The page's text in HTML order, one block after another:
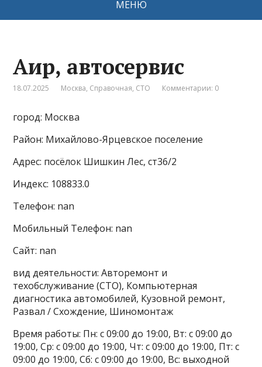
МЕНЮ
Аир, автосервис
18.07.2025 Москва, Справочная, СТО Комментарии: 0
город: Москва
Район: Михайлово-Ярцевское поселение
Адрес: посёлок Шишкин Лес, ст36/2
Индекс: 108833.0
Телефон: nan
Мобильный Телефон: nan
Сайт: nan
вид деятельности: Авторемонт и
техобслуживание (СТО), Компьютерная
диагностика автомобилей, Кузовной ремонт,
Развал / Схождение, Шиномонтаж
Время работы: Пн: с 09:00 до 19:00, Вт: с 09:00 до
19:00, Ср: с 09:00 до 19:00, Чт: с 09:00 до 19:00, Пт: с
09:00 до 19:00, Сб: с 09:00 до 19:00, Вс: выходной